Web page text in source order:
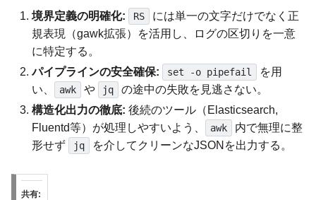
境界定義の明確化: RS
には単一の文字だけでなく正
規表現（gawk拡張）を活用し、ログの区切りを一意
に特定する。
パイプラインの安全確保:
set -o pipefail
を用
い、
awk や jq
の途中の失敗を見逃さない。
構造化出力の徹底: 後続のツール（Elasticsearch,
Fluentd等）が処理しやすいよう、
awk
内で無理に整
形せず
jq を介してクリーンなJSONを出力する。
共有: